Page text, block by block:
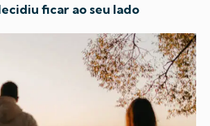
ficar ao seu lado